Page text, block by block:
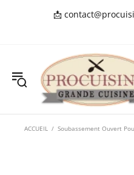
📩
ACCUEIL Soubassement Ouvert